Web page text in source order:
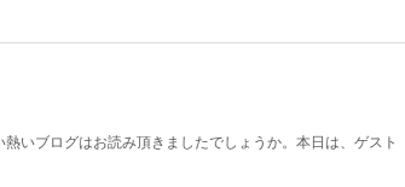
いブログはお読み頂きましたでしょうか。本日は、ゲスト